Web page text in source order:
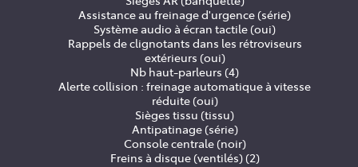
Assistance au freinage d'urgence (série)
Système audio à écran tactile (oui)
Rappels de clignotants dans les rétroviseurs
extérieurs (oui)
Nb haut-parleurs (4)
Alerte collision : freinage automatique à vitesse
réduite (oui)
Sièges tissu (tissu)
Antipatinage (série)
Console centrale (noir)
Freins à disque (ventilés) (2)